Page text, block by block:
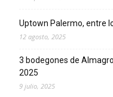
Uptown Palermo, entre
12 agosto, 2025
3 bodegones de
2025
9 julio, 2025